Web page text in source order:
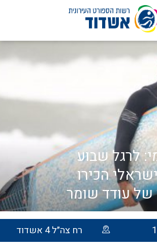
לרגל שבוע
הכירו
של עודד שומר
רח צה״ל 4 אשדוד